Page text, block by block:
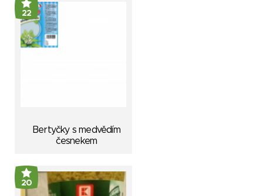
22
Bertyčky s medvědím
česnekem
20